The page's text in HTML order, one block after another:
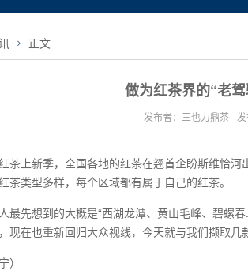
正文
做为红茶界的“老
发布者：三也力鼎茶
茶上新季，全国各地的红茶在翘首企盼斯维恰
茶类型多样，每个区域都有属于自己的红茶。
最先想到的大概是“西湖龙潭、黄山毛峰、碧螺
现在也重新回归大众视线，今天就与我们撷取几
）